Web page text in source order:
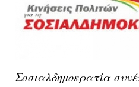
Σοσιαλδημοκρατία